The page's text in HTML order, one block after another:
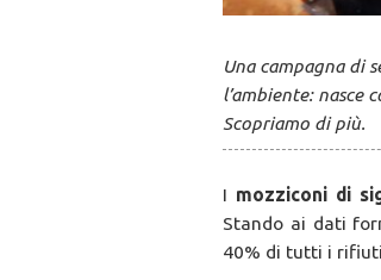
Una campagna di
l’ambiente: nasce
Scopriamo di più.
I mozziconi di
Stando ai dati
40% di tutti i